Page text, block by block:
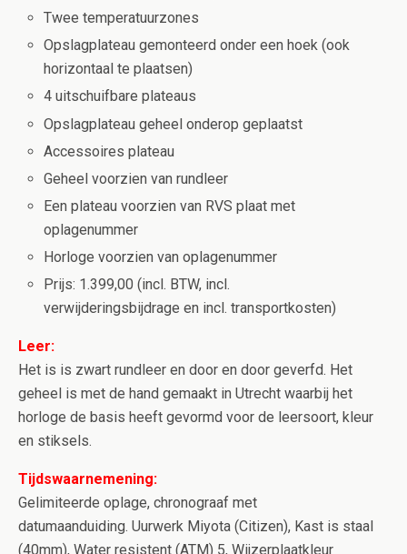
Twee temperatuurzones
Opslagplateau gemonteerd onder een hoek (ook
horizontaal te plaatsen)
4 uitschuifbare plateaus
Opslagplateau geheel onderop geplaatst
Accessoires plateau
Geheel voorzien van rundleer
Een plateau voorzien van RVS plaat met
oplagenummer
Horloge voorzien van oplagenummer
Prijs: 1.399,00 (incl. BTW, incl.
verwijderingsbijdrage en incl. transportkosten)
Leer:
Het is is zwart rundleer en door en door geverfd. Het
geheel is met de hand gemaakt in Utrecht waarbij het
horloge de basis heeft gevormd voor de leersoort, kleur
en stiksels.
Tijdswaarnemening:
Gelimiteerde oplage, chronograaf met
datumaanduiding. Uurwerk Miyota (Citizen), Kast is staal
(40mm), Water resistent (ATM) 5, Wijzerplaatkleur